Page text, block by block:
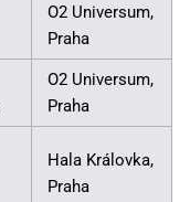
O2 Universum,
Praha
O2 Universum,
Praha
Hala Královka,
Praha